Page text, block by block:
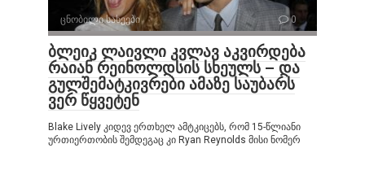
ცნობილი სახეები 0
ბლეიკ ლაივლი კვლავ აკვირდება
რაიან რეინოლდსის სხეულს – და
გულშემატკივრები ამაზე საუბარს
ვერ წყვეტენ
Blake Lively კიდევ ერთხელ ამტკიცებს, რომ 15-წლიანი
ურთიერთობის შემდეგაც კი Ryan Reynolds მისი ნომერ